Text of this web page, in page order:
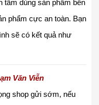
tâm dùng sản phẩm bên
phẩm cực an toàn. Bạn
sẽ có kết quả như
Văn Viễn
shop gửi sớm, nếu